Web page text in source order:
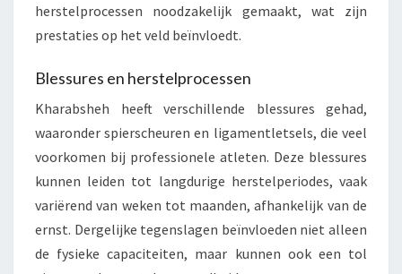
herstelprocessen noodzakelijk gemaakt, wat zijn
prestaties op het veld beïnvloedt.
Blessures en herstelprocessen
Kharabsheh heeft verschillende blessures gehad,
waaronder spierscheuren en ligamentletsels, die veel
voorkomen bij professionele atleten. Deze blessures
kunnen leiden tot langdurige herstelperiodes, vaak
variërend van weken tot maanden, afhankelijk van de
ernst. Dergelijke tegenslagen beïnvloeden niet alleen
de fysieke capaciteiten, maar kunnen ook een tol